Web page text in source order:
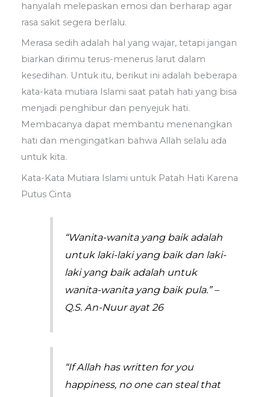
hanyalah melepaskan emosi dan berharap agar
rasa sakit segera berlalu.
Merasa sedih adalah hal yang wajar, tetapi jangan
biarkan dirimu terus-menerus larut dalam
kesedihan. Untuk itu, berikut ini adalah beberapa
kata-kata mutiara Islami saat patah hati yang bisa
menjadi penghibur dan penyejuk hati.
Membacanya dapat membantu menenangkan
hati dan mengingatkan bahwa Allah selalu ada
untuk kita.
Kata-Kata Mutiara Islami untuk Patah Hati Karena
Putus Cinta
“Wanita-wanita yang baik adalah
untuk laki-laki yang baik dan laki-
laki yang baik adalah untuk
wanita-wanita yang baik pula.” –
Q.S. An-Nuur ayat 26
“If Allah has written for you
happiness, no one can steal that